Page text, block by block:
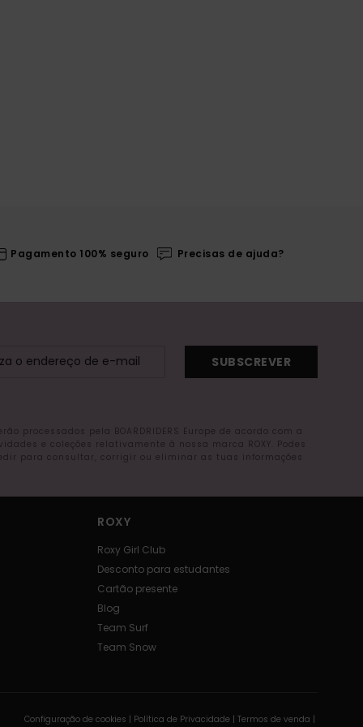
Pagamento 100% seguro Precisas de ajuda?
SUBSCREVER
pela BOARDRIDERS Europe de acordo com a
e coleções relativamente à nossa marca ROXY. Podes
para consultar, corrigir ou eliminar as tuas informações
ROXY
Roxy Girl Club
Desconto para estudantes
Cartão presente
Blog
Team Surf
Team Snow
Configuração de cookies | Política de Privacidade | Termos de venda |